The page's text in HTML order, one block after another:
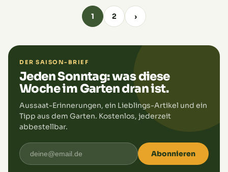
1 2 ›
DER SAISON-BRIEF
Jeden Sonntag: was diese
Woche im Garten dran ist.
Aussaat-Erinnerungen, ein Lieblings-Artikel und ein
Tipp aus dem Garten. Kostenlos, jederzeit
abbestellbar.
Abonnieren